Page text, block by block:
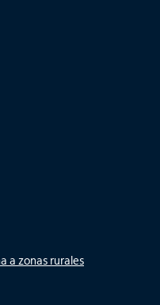
a zonas rurales